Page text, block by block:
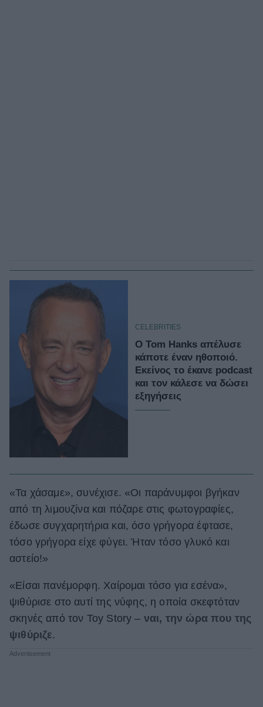
CELEBRITIES
Ο Tom Hanks απέλυσε
κάποτε έναν ηθοποιό.
Εκείνος το έκανε podcast
και τον κάλεσε να δώσει
εξηγήσεις
«Τα χάσαμε», συνέχισε. «Οι παράνυμφοι βγήκαν
από τη λιμουζίνα και πόζαρε στις φωτογραφίες,
έδωσε συγχαρητήρια και, όσο γρήγορα έφτασε,
τόσο γρήγορα είχε φύγει. Ήταν τόσο γλυκό και
αστείο!»
«Είσαι πανέμορφη. Χαίρομαι τόσο για εσένα»,
ψιθύρισε στο αυτί της νύφης, η οποία σκεφτόταν
σκηνές από τον Toy Story – ναι, την ώρα που της
ψιθύριζε.